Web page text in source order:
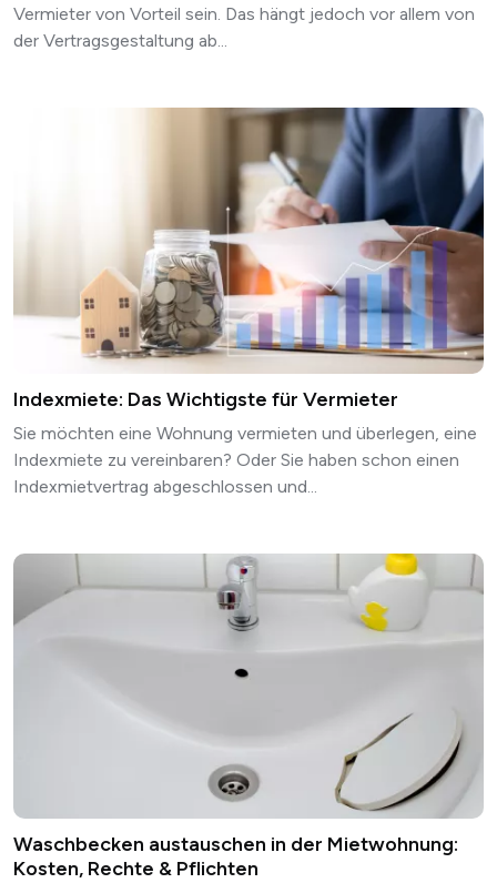
Vermieter von Vorteil sein. Das hängt jedoch vor allem von
der Vertragsgestaltung ab...
Indexmiete: Das Wichtigste für Vermieter
Sie möchten eine Wohnung vermieten und überlegen, eine
Indexmiete zu vereinbaren? Oder Sie haben schon einen
Indexmietvertrag abgeschlossen und...
Waschbecken austauschen in der Mietwohnung:
Kosten, Rechte & Pflichten